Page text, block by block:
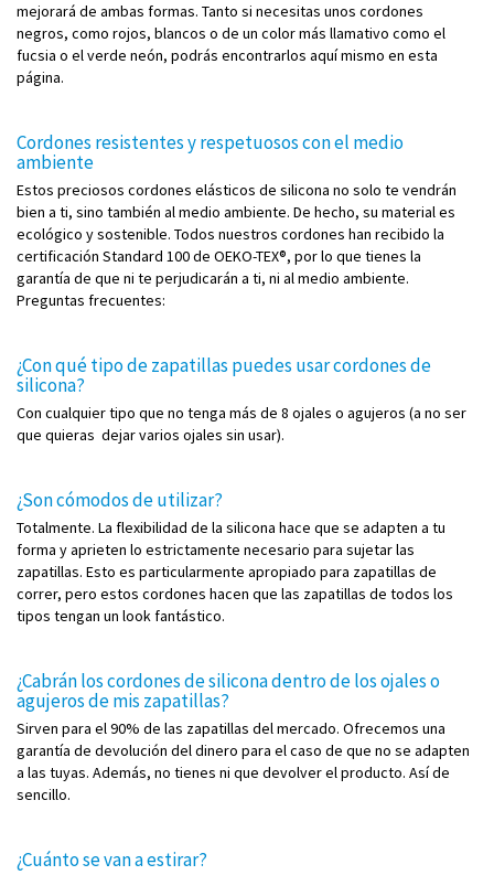
mejorará de ambas formas. Tanto si necesitas unos cordones
negros, como rojos, blancos o de un color más llamativo como el
fucsia o el verde neón, podrás encontrarlos aquí mismo en esta
página.
Cordones resistentes y respetuosos con el medio
ambiente
Estos preciosos cordones elásticos de silicona no solo te vendrán
bien a ti, sino también al medio ambiente. De hecho, su material es
ecológico y sostenible. Todos nuestros cordones han recibido la
certificación Standard 100 de OEKO-TEX®, por lo que tienes la
garantía de que ni te perjudicarán a ti, ni al medio ambiente.
Preguntas frecuentes:
¿Con qué tipo de zapatillas puedes usar cordones de
silicona?
Con cualquier tipo que no tenga más de 8 ojales o agujeros (a no ser
que quieras dejar varios ojales sin usar).
¿Son cómodos de utilizar?
Totalmente. La flexibilidad de la silicona hace que se adapten a tu
forma y aprieten lo estrictamente necesario para sujetar las
zapatillas. Esto es particularmente apropiado para zapatillas de
correr, pero estos cordones hacen que las zapatillas de todos los
tipos tengan un look fantástico.
¿Cabrán los cordones de silicona dentro de los ojales o
agujeros de mis zapatillas?
Sirven para el 90% de las zapatillas del mercado. Ofrecemos una
garantía de devolución del dinero para el caso de que no se adapten
a las tuyas. Además, no tienes ni que devolver el producto. Así de
sencillo.
¿Cuánto se van a estirar?